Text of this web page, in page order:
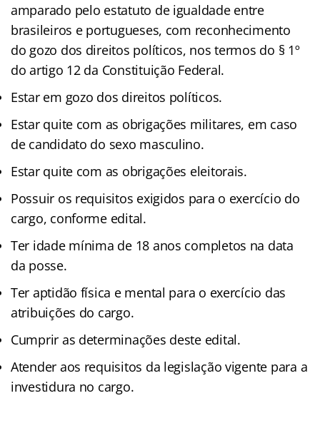
amparado pelo estatuto de igualdade entre
brasileiros e portugueses, com reconhecimento
do gozo dos direitos políticos, nos termos do § 1º
do artigo 12 da Constituição Federal.
Estar em gozo dos direitos políticos.
Estar quite com as obrigações militares, em caso
de candidato do sexo masculino.
Estar quite com as obrigações eleitorais.
Possuir os requisitos exigidos para o exercício do
cargo, conforme edital.
Ter idade mínima de 18 anos completos na data
da posse.
Ter aptidão física e mental para o exercício das
atribuições do cargo.
Cumprir as determinações deste edital.
Atender aos requisitos da legislação vigente para a
investidura no cargo.